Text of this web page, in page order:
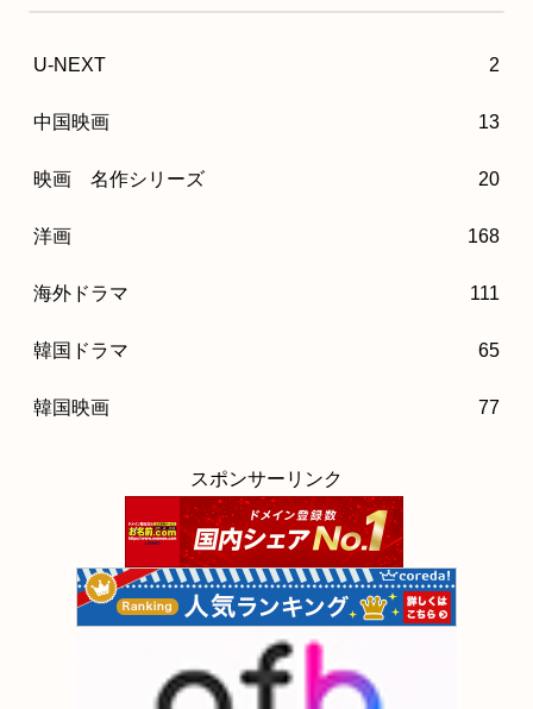
U-NEXT 2
中国映画 13
映画 名作シリーズ 20
洋画 168
海外ドラマ 111
韓国ドラマ 65
韓国映画 77
スポンサーリンク